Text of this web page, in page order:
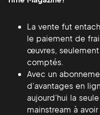
La vente fut
le paiement de
œuvres,
comptés.
Avec un
d’avantages en
aujourd’hui la
mainstream à